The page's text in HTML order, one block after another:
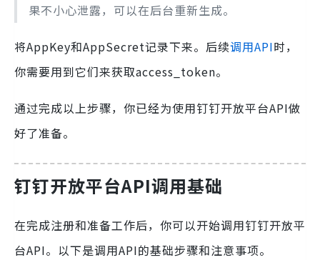
果不小心泄露，可以在后台重新生成。
将AppKey和AppSecret记录下来。后续调用API时，
你需要用到它们来获取access_token。
通过完成以上步骤，你已经为使用钉钉开放平台API做
好了准备。
钉钉开放平台API调用基础
在完成注册和准备工作后，你可以开始调用钉钉开放平
台API。以下是调用API的基础步骤和注意事项。